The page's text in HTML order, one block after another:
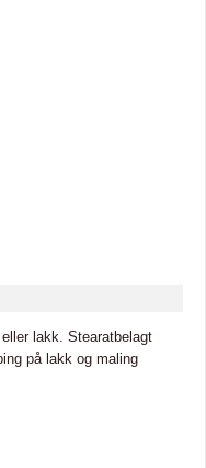
på lakk og maling